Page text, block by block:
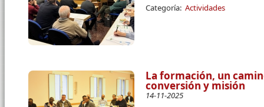
Categoría: Actividades
La formación, un
conversión y misión
14-11-2025